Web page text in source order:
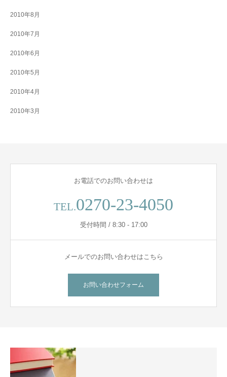
2010年8月
2010年7月
2010年6月
2010年5月
2010年4月
2010年3月
お電話でのお問い合わせは
TEL.0270-23-4050
受付時間 / 8:30 - 17:00
メールでのお問い合わせはこちら
お問い合わせフォーム